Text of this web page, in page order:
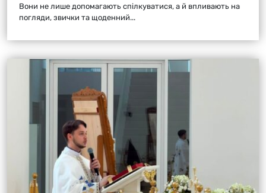
Вони не лише допомагають спілкуватися, а й впливають на
погляди, звички та щоденний...